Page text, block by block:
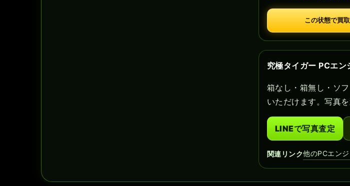
この状態で買
究極タイガー PCエ
箱なし・箱無し・ソ
いただけます。写真
LINEで写真査定
関連リンク他のPCエン